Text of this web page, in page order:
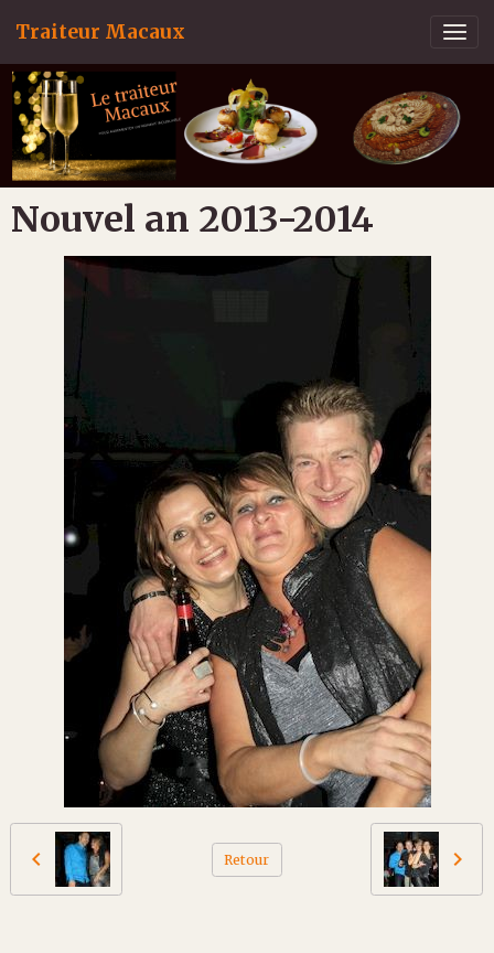
Traiteur Macaux
Nouvel an 2013-2014
Retour